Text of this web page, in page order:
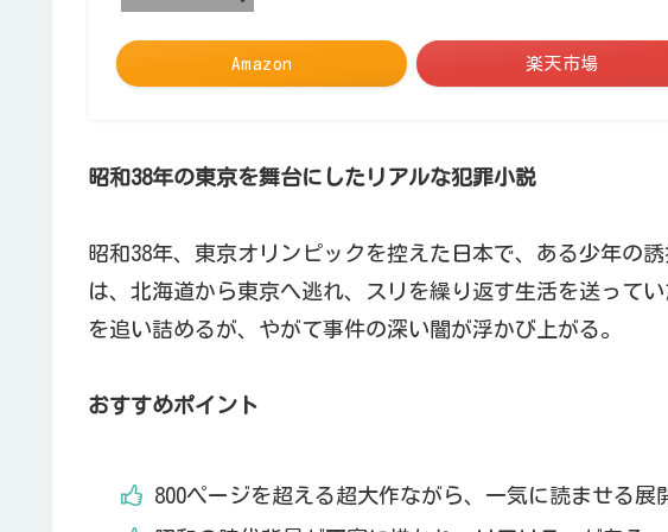
Amazon 楽天市場
昭和38年の東京を舞台にしたリアルな犯罪小説
昭和38年、東京オリンピックを控えた日本で、ある少年の
は、北海道から東京へ逃れ、スリを繰り返す生活を送って
を追い詰めるが、やがて事件の深い闇が浮かび上がる。
おすすめポイント
800ページを超える超大作ながら、一気に読ませる展